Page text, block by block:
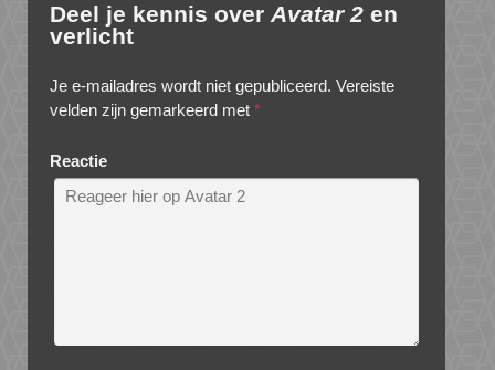
Deel je kennis over Avatar 2 en
verlicht
Je e-mailadres wordt niet gepubliceerd. Vereiste
velden zijn gemarkeerd met *
Reactie